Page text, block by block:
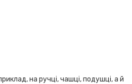
на ручці, чашці, подушці, а й